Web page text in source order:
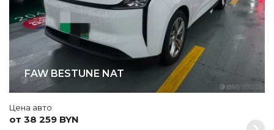
FAW BESTUNE NAT
Цена авто
от 38 259 BYN